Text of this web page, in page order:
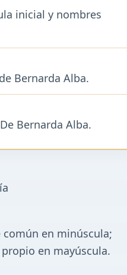
inicial y nombres
Bernarda Alba.
Bernarda Alba.
común en minúscula;
en mayúscula.